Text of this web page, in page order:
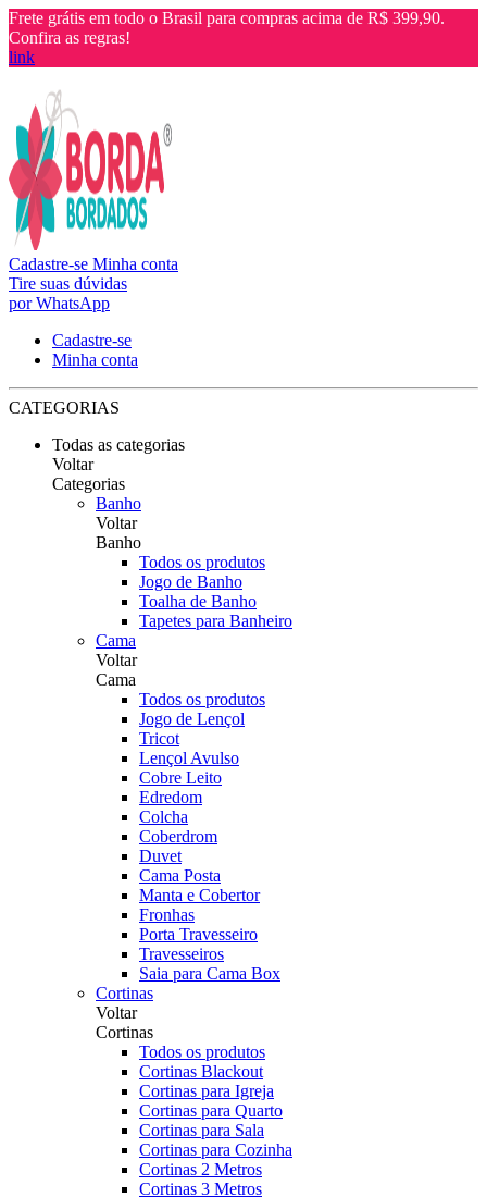
Frete grátis em todo o Brasil para compras acima de R$ 399,90.
Confira as regras!
link
Cadastre-se Minha conta
Tire suas dúvidas
por WhatsApp
Cadastre-se
Minha conta
CATEGORIAS
Todas as categorias
Voltar
Categorias
Banho
Voltar
Banho
Todos os produtos
Jogo de Banho
Toalha de Banho
Tapetes para Banheiro
Cama
Voltar
Cama
Todos os produtos
Jogo de Lençol
Tricot
Lençol Avulso
Cobre Leito
Edredom
Colcha
Coberdrom
Duvet
Cama Posta
Manta e Cobertor
Fronhas
Porta Travesseiro
Travesseiros
Saia para Cama Box
Cortinas
Voltar
Cortinas
Todos os produtos
Cortinas Blackout
Cortinas para Igreja
Cortinas para Quarto
Cortinas para Sala
Cortinas para Cozinha
Cortinas 2 Metros
Cortinas 3 Metros